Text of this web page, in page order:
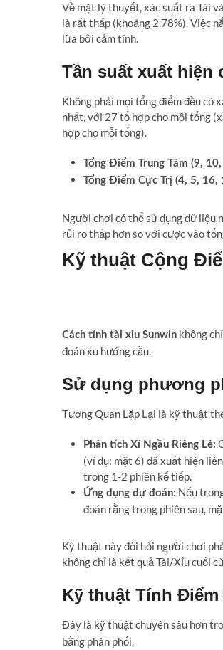
Về mặt lý thuyết, xác suất ra Tài
là rất thấp (khoảng 2.78%). Việc
lừa bởi cảm tính.
Tần suất xuất hiện
Không phải mọi tổng điểm đều có
nhất, với 27 tổ hợp cho mỗi tổng
hợp cho mỗi tổng).
Tổng Điểm Trung Tâm (9,
Tổng Điểm Cực Trị (4, 5, 16,
Người chơi có thể sử dụng dữ liệu
rủi ro thấp hơn so với cược vào
Kỹ thuật Cộng
Cách tính tài xỉu Sunwin không
đoán xu hướng cầu.
Sử dụng phương
Tương Quan Lặp Lại là kỹ thuật
Phân tích Xí Ngầu Riêng Lẻ:
(ví dụ: mặt 6) đã xuất hiện
trong 1-2 phiên kế tiếp.
Ứng dụng dự đoán: Nếu
đoán rằng trong phiên sau,
Kỹ thuật này đòi hỏi người chơi
không chỉ là kết quả Tài/Xỉu cuối
Kỹ thuật Tính
Đây là kỹ thuật chuyên sâu hơn
bằng phân phối.